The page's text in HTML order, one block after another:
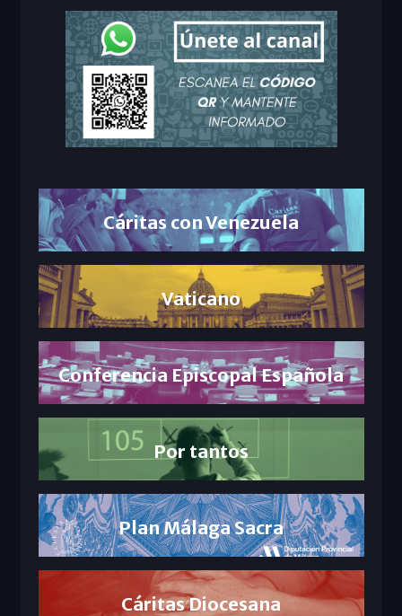
Cáritas con Venezuela
Vaticano
Conferencia Episcopal Española
Por tantos
Plan Málaga Sacra
Cáritas Diocesana